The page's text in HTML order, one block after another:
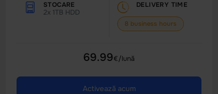
STOCARE
2x 1TB HDD
DELIVERY TIME
8 business hours
69.99€/lună
Activează acum